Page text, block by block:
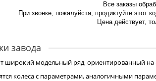
Все заказы
При звонке, пожалуйста, продиктуйте этот
Цена действует,
завода
широкий модельный ряд, ориентированный на
колеса с параметрами, аналогичными